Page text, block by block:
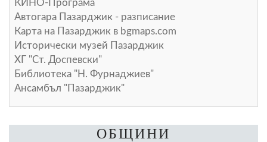
КИНО-Програма
Автогара Пазарджик - разписание
Карта на Пазарджик в bgmaps.com
Исторически музей Пазарджик
ХГ "Ст. Доспевски"
Библиотека "Н. Фурнаджиев"
Ансамбъл "Пазарджик"
ОБЩИНИ